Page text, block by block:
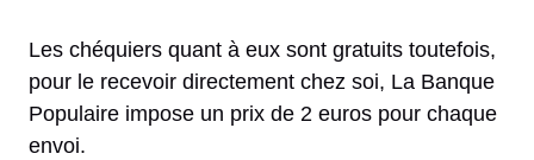
Les chéquiers quant à eux sont gratuits toutefois,
pour le recevoir directement chez soi, La Banque
Populaire impose un prix de 2 euros pour chaque
envoi.